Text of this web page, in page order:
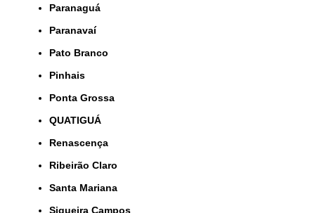
Paranaguá
Paranavaí
Pato Branco
Pinhais
Ponta Grossa
QUATIGUÁ
Renascença
Ribeirão Claro
Santa Mariana
Siqueira Campos